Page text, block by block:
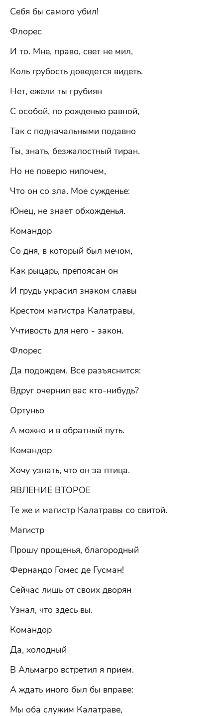
Себя бы самого убил!
Флорес
И то. Мне, право, свет не мил,
Коль грубость доведется видеть.
Нет, ежели ты грубиян
С особой, по рожденью равной,
Так с подначальными подавно
Ты, знать, безжалостный тиран.
Но не поверю нипочем,
Что он со зла. Мое сужденье:
Юнец, не знает обхожденья.
Командор
Со дня, в который был мечом,
Как рыцарь, препоясан он
И грудь украсил знаком славы
Крестом магистра Калатравы,
Учтивость для него - закон.
Флорес
Да подождем. Все разъяснится:
Вдруг очернил вас кто-нибудь?
Ортуньо
А можно и в обратный путь.
Командор
Хочу узнать, что он за птица.
ЯВЛЕНИЕ ВТОРОЕ
Те же и магистр Калатравы со свитой.
Магистр
Прошу прощенья, благородный
Фернандо Гомес де Гусман!
Сейчас лишь от своих дворян
Узнал, что здесь вы.
Командор
Да, холодный
В Альмагро встретил я прием.
А ждать иного был бы вправе:
Мы оба служим Калатраве,